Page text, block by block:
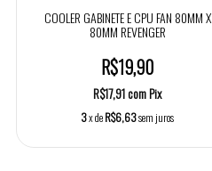
COOLER GABINETE E CPU FAN 80MM X
80MM REVENGER
R$19,90
R$17,91comPix
3x deR$6,63sem juros